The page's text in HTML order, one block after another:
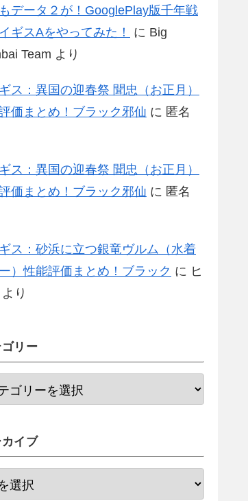
データ２が！GooglePlay版千年戦
ギスAをやってみた！
に Big
Team より
ス：異国の迎春祭 聞忠（お正月）
価まとめ！ブラック邪仙 に 匿名
ス：異国の迎春祭 聞忠（お正月）
価まとめ！ブラック邪仙 に 匿名
ス：砂浜に立つ銀竜ヴルム（水着
）性能評価まとめ！ブラック に ヒ
より
ゴリー
イブ